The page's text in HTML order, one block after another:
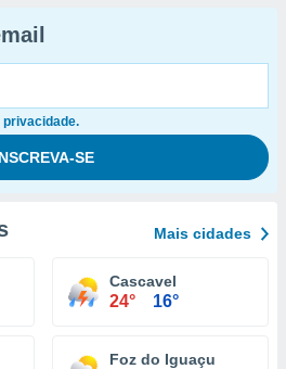
privacidade.
Mais cidades
Cascavel
24° 16°
Foz do Iguaçu